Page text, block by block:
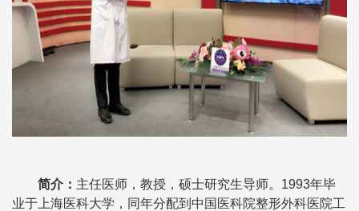
简介： 主任医师，教授，硕士研究生导师。1993年毕
业于上海医科大学，同年分配到中国医科院整形外科医院工